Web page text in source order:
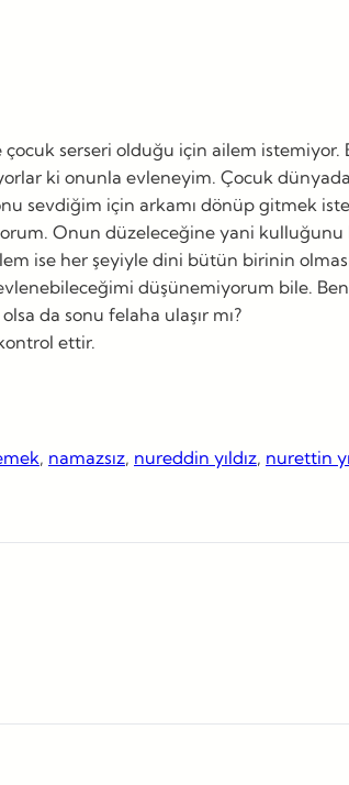
çocuk serseri olduğu için ailem
ki onunla evleneyim. Çocuk
sevdiğim için arkamı dönüp gitmek
Onun düzeleceğine yani
ise her şeyiyle dini bütün birinin
düşünemiyorum bile.
da sonu felaha ulaşır mı?
ettir.
, namazsız, nureddin yıldız, nurettin